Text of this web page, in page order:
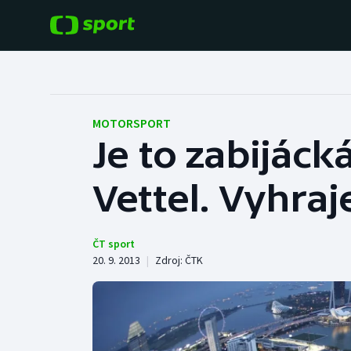
Hokej
Tenis
Cyklistika
Baseball a softbal
Basketbal
Boby a skeleton
MOTORSPORT
Je to
Vettel.
ČT sport
20. 9. 2013 | Zdroj: ČTK